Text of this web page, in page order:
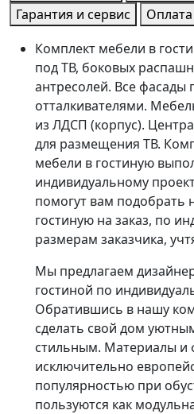
Гарантия и сервис
Оплата
Комплект мебели в
под ТВ, боковых
антресолей. Все фасады
отталкивателями.
из ЛДСП (корпус).
для размещения ТВ.
мебели в гостиную
индивидуальному
помогут вам подобрать
гостиную на заказ, по
размерам заказчика,
Мы предлагаем
гостиной по
Обратившись в нашу
сделать свой дом
стильным. Материалы и
исключительно
популярностью при
пользуются как